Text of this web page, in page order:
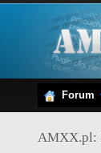
Forum
AMXX.pl: